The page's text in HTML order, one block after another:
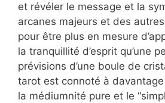
et révéler le message et la
arcanes majeurs et des
pour être plus en mesure
la tranquillité d’esprit qu’une
prévisions d’une boule de
tarot est connoté à
la médiumnité pure et le